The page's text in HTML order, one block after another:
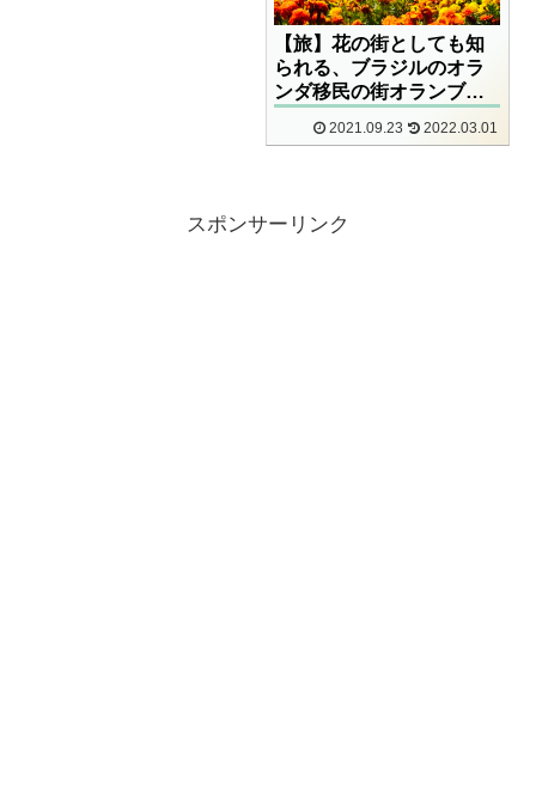
【旅】花の街としても知
られる、ブラジルのオラ
ンダ移民の街オランブラ
2021.09.23 2022.03.01
スポンサーリンク